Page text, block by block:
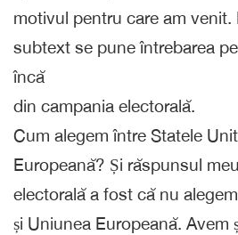
motivul pentru care am venit.
subtext se pune întrebarea
încă
din campania electorală.
Cum alegem între Statele
Europeană? Și răspunsul
electorală a fost că nu
și Uniunea Europeană. Avem